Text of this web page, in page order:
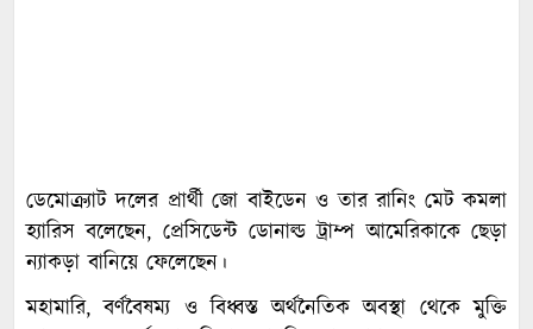
ডেমোক্র্যাট দলের প্রার্থী জো বাইডেন ও তার রানিং মেট কমলা
হ্যারিস বলেছেন, প্রেসিডেন্ট ডোনাল্ড ট্রাম্প আমেরিকাকে ছেড়া
ন্যাকড়া বানিয়ে ফেলেছেন।
মহামারি, বর্ণবৈষম্য ও বিধ্বস্ত অর্থনৈতিক অবস্থা থেকে মুক্তি